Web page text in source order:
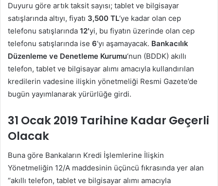
Duyuru göre artık taksit sayısı; tablet ve bilgisayar
satışlarında altıyı, fiyatı 3,500 TL‘ye kadar olan cep
telefonu satışlarında 12′yi, bu fiyatın üzerinde olan cep
telefonu satışlarında ise 6‘yı aşamayacak. Bankacılık
Düzenleme ve Denetleme Kurumu‘nun (BDDK) akıllı
telefon, tablet ve bilgisayar alımı amacıyla kullandırılan
kredilerin vadesine ilişkin yönetmeliği Resmi Gazete’de
bugün yayımlanarak yürürlüğe girdi.
31 Ocak 2019 Tarihine Kadar Geçerli
Olacak
Buna göre Bankaların Kredi İşlemlerine İlişkin
Yönetmeliğin 12/A maddesinin üçüncü fıkrasında yer alan
“akıllı telefon, tablet ve bilgisayar alımı amacıyla